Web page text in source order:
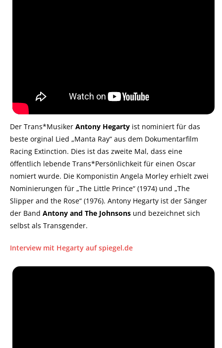
Der Trans*Musiker Antony Hegarty ist nominiert für das
beste orginal Lied „Manta Ray“ aus dem Dokumentarfilm
Racing Extinction. Dies ist das zweite Mal, dass eine
öffentlich lebende Trans*Persönlichkeit für einen Oscar
nomiert wurde. Die Komponistin Angela Morley erhielt zwei
Nominierungen für „The Little Prince“ (1974) und „The
Slipper and the Rose“ (1976). Antony Hegarty ist der Sänger
der Band Antony and The Johnsons und bezeichnet sich
selbst als Transgender.
Interview mit Hegarty auf spiegel.de